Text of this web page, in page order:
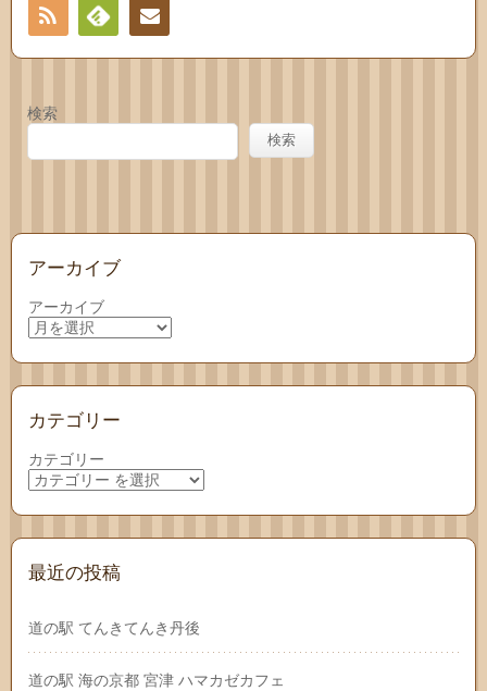
RSS
Feedlyお問
検索
検索
アーカイブ
アーカイブ
カテゴリー
カテゴリー
最近の投稿
道の駅 てんきてんき丹後
道の駅 海の京都 宮津 ハマカゼカフェ